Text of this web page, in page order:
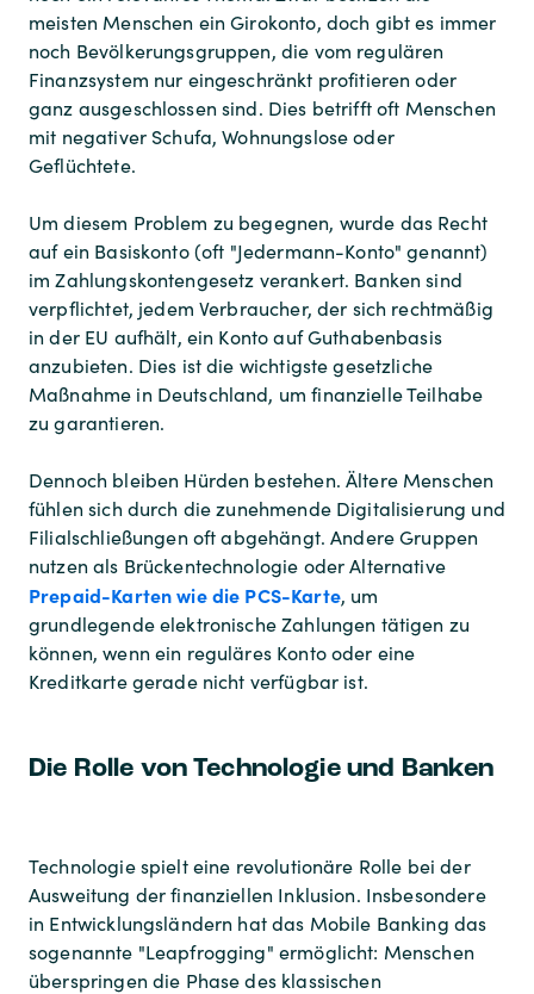
meisten Menschen ein Girokonto, doch gibt es immer
noch Bevölkerungsgruppen, die vom regulären
Finanzsystem nur eingeschränkt profitieren oder
ganz ausgeschlossen sind. Dies betrifft oft Menschen
mit negativer Schufa, Wohnungslose oder
Geflüchtete.
Um diesem Problem zu begegnen, wurde das Recht
auf ein Basiskonto (oft "Jedermann-Konto" genannt)
im Zahlungskontengesetz verankert. Banken sind
verpflichtet, jedem Verbraucher, der sich rechtmäßig
in der EU aufhält, ein Konto auf Guthabenbasis
anzubieten. Dies ist die wichtigste gesetzliche
Maßnahme in Deutschland, um finanzielle Teilhabe
zu garantieren.
Dennoch bleiben Hürden bestehen. Ältere Menschen
fühlen sich durch die zunehmende Digitalisierung und
Filialschließungen oft abgehängt. Andere Gruppen
nutzen als Brückentechnologie oder Alternative
Prepaid-Karten wie die PCS-Karte, um
grundlegende elektronische Zahlungen tätigen zu
können, wenn ein reguläres Konto oder eine
Kreditkarte gerade nicht verfügbar ist.
Die Rolle von Technologie und Banken
Technologie spielt eine revolutionäre Rolle bei der
Ausweitung der finanziellen Inklusion. Insbesondere
in Entwicklungsländern hat das Mobile Banking das
sogenannte "Leapfrogging" ermöglicht: Menschen
überspringen die Phase des klassischen